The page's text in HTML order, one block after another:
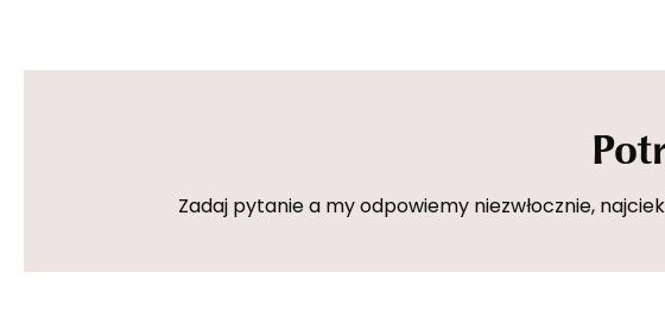
Zadaj pytanie a my odpowiemy niezwłocznie,